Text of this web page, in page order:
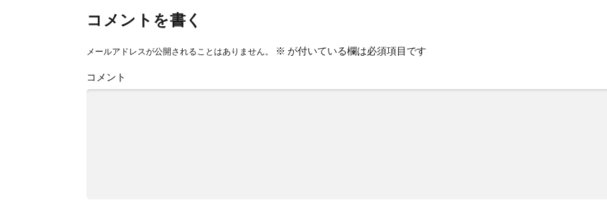
コメントを書く
メールアドレスが公開されることはありません。 ※ が付いている欄は必須項目です
コメント